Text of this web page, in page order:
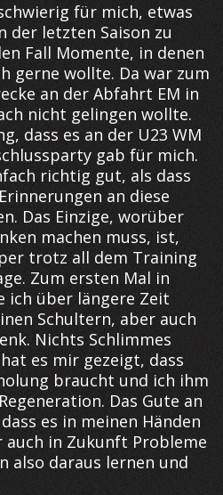
für mich, etwas
der letzten Saison zu
Fall Momente, in denen
gerne wollte. Da war zum
an der Abfahrt EM in
nicht gelingen wollte.
dass es an der U23 WM
gab für mich.
richtig gut, als dass
an diese
Das Einzige, worüber
machen muss, ist,
trotz all dem Training
Zum ersten Mal in
ich über längere Zeit
Schultern, aber auch
Nichts Schlimmes
es mir gezeigt, dass
braucht und ich ihm
Das Gute an
es in meinen Händen
in Zukunft Probleme
also daraus lernen und